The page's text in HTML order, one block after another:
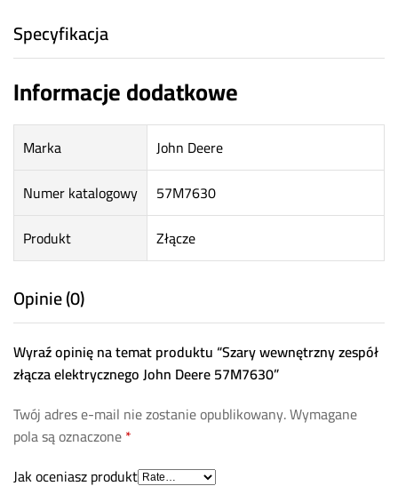
Specyfikacja
Informacje dodatkowe
Marka
John Deere
Numer katalogowy
57M7630
Produkt
Złącze
Opinie (0)
Wyraź opinię na temat produktu “Szary wewnętrzny zespół
złącza elektrycznego John Deere 57M7630”
Twój adres e-mail nie zostanie opublikowany.Wymagane
pola są oznaczone*
Jak oceniasz produkt